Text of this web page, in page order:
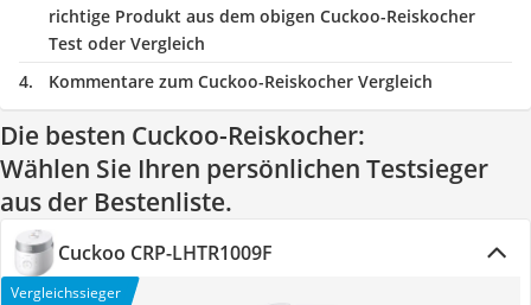
richtige Produkt aus dem obigen Cuckoo-Reiskocher
Test oder Vergleich
Kommentare zum Cuckoo-Reiskocher Vergleich
Die besten Cuckoo-Reiskocher:
Wählen Sie Ihren persönlichen Testsieger
aus der Bestenliste.
Cuckoo ‎CRP-LHTR1009F
Vergleichssieger